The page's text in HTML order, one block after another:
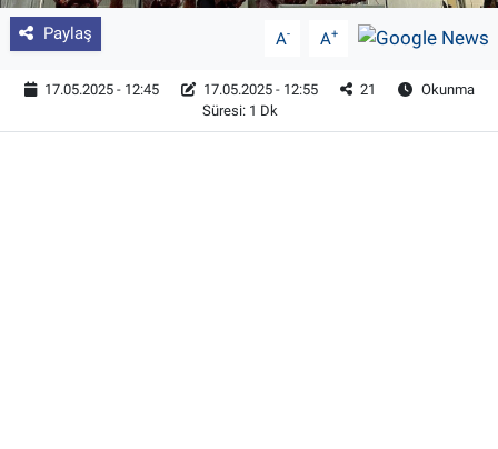
Paylaş A- A+
17.05.2025 - 12:45 17.05.2025 - 12:55 21
Okunma
Süresi: 1 Dk
Tahıllar ve Baklagiller